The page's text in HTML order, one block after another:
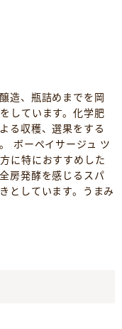
造、瓶詰めまでを岡
しています。化学肥
る収穫、選果をする
ボーペイサージュ ツ
に特におすすめした
房発酵を感じるスパ
としています。うまみ